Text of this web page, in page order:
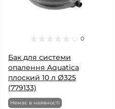
0
Бак для системи
опалення Aquatica
плоский 10 л Ø325
(779133)
Немає в наявності